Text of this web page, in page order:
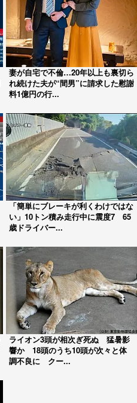
妻が自宅で不倫…20年以上も裏切ら
れ続けた夫が“間男”に請求した慰謝
料1億円の行...
「簡単にブレーキが利くわけではな
い」10トン積み走行中に震度7 65
歳ドライバー...
ライオン3頭が相次ぎ死ぬ 猛暑影
響か 18頭のうち10頭が次々と体
調不良に クー...